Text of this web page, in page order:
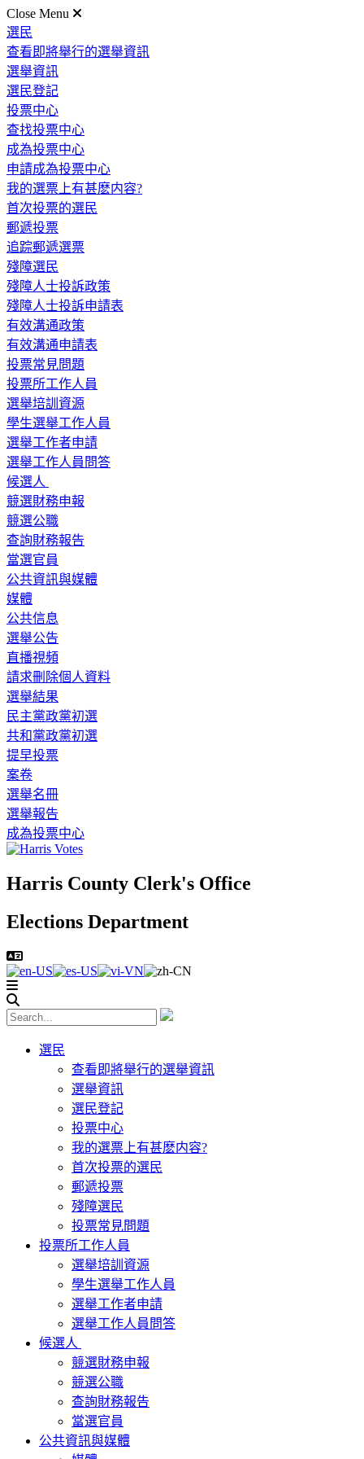
Close Menu
選民
查看即將舉行的選舉資訊
選舉資訊
選民登記
投票中心
查找投票中心
成為投票中心
申請成為投票中心
我的選票上有甚麽内容?
首次投票的選民
郵遞投票
追踪郵遞選票
殘障選民
殘障人士投訴政策
殘障人士投訴申請表
有效溝通政策
有效溝通申請表
投票常見問題
投票所工作人員
選舉培訓資源
學生選舉工作人員
選舉工作者申請
選舉工作人員問答
候選人
競選財務申報
競選公職
查詢財務報告
當選官員
公共資訊與媒體
媒體
公共信息
選舉公告
直播視頻
請求刪除個人資料
選舉結果
民主黨政黨初選
共和黨政黨初選
提早投票
案卷
選舉名冊
選舉報告
成為投票中心
Harris County Clerk's Office
Elections Department
選民
查看即將舉行的選舉資訊
選舉資訊
選民登記
投票中心
我的選票上有甚麽内容?
首次投票的選民
郵遞投票
殘障選民
投票常見問題
投票所工作人員
選舉培訓資源
學生選舉工作人員
選舉工作者申請
選舉工作人員問答
候選人
競選財務申報
競選公職
查詢財務報告
當選官員
公共資訊與媒體